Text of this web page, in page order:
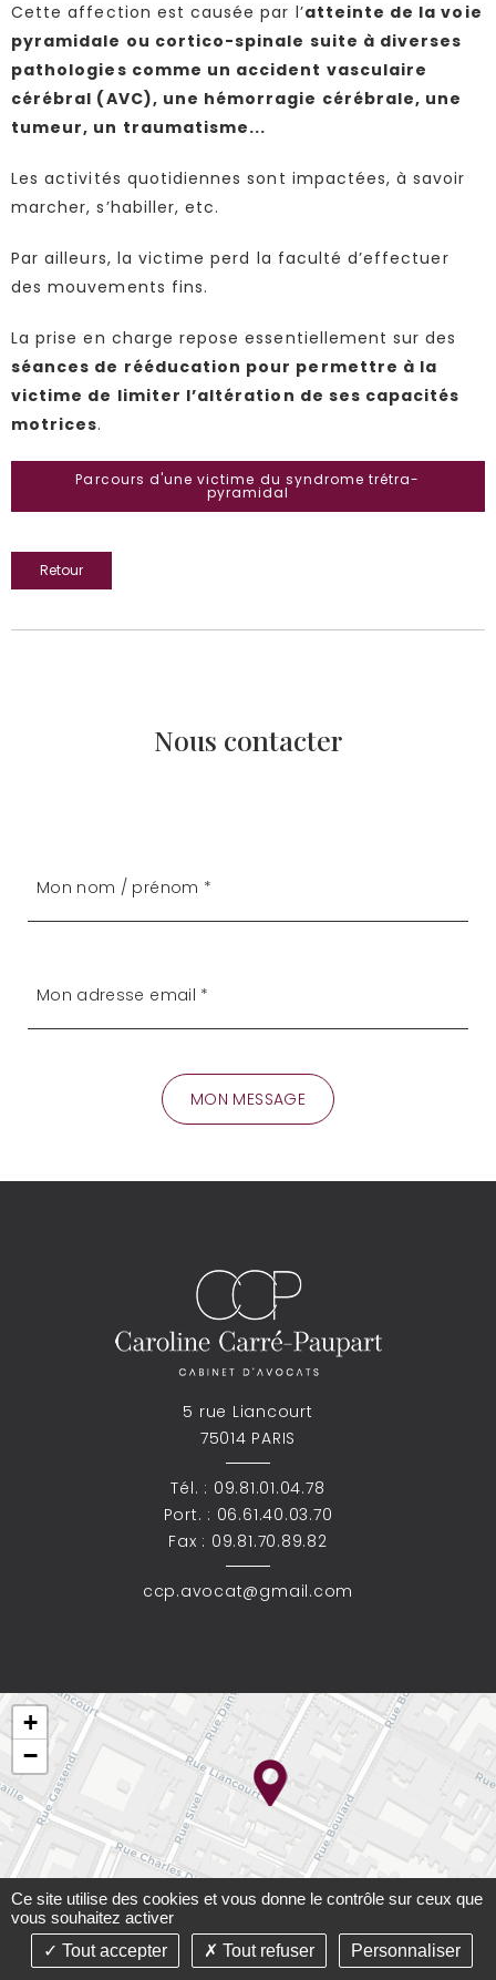
Cette affection est causée par l’atteinte de la voie
pyramidale ou cortico-spinale suite à diverses
pathologies comme un accident vasculaire
cérébral (AVC), une hémorragie cérébrale, une
tumeur, un traumatisme...
Les activités quotidiennes sont impactées, à savoir
marcher, s’habiller, etc.
Par ailleurs, la victime perd la faculté d’effectuer
des mouvements fins.
La prise en charge repose essentiellement sur des
séances de rééducation pour permettre à la
victime de limiter l’altération de ses capacités
motrices.
Parcours d'une victime du syndrome trétra-
pyramidal
Retour
Nous contacter
5 rue Liancourt
75014 PARIS
Tél. : 09.81.01.04.78
Port. : 06.61.40.03.70
Fax : 09.81.70.89.82
ccp.avocat@gmail.com
+
−
Leaflet
Ce site utilise des cookies et vous donne le contrôle sur ceux que
vous souhaitez activer
Tout accepter
Tout refuser
Personnaliser